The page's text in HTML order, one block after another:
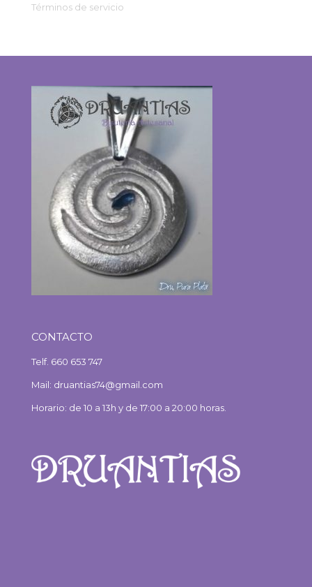
Términos de servicio
CONTACTO
Telf. 660 653 747
Mail: druantias74@gmail.com
Horario: de 10 a 13h y de 17:00 a 20:00 horas.